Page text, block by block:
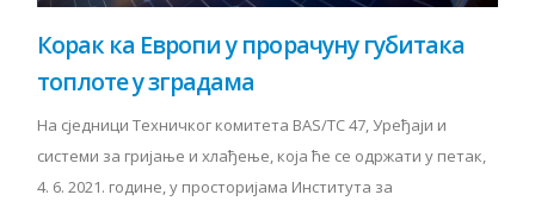
Корак ка Европи у прорачуну губитака
топлоте у зградама
На сједници Техничког комитета BAS/TC 47, Уређаји и
системи за гријање и хлађење, која ће се одржати у петак,
4. 6. 2021. године, у просторијама Института за